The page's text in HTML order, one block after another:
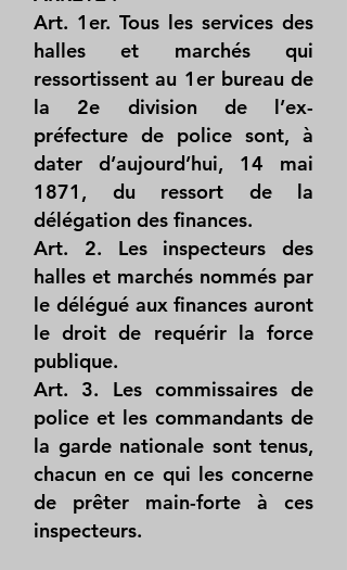
Art. 1er. Tous les services des
halles et marchés qui
ressortissent au 1er bureau de
la 2e division de l’ex-
préfecture de police sont, à
dater d’aujourd’hui, 14 mai
1871, du ressort de la
délégation des finances.
Art. 2. Les inspecteurs des
halles et marchés nommés par
le délégué aux finances auront
le droit de requérir la force
publique.
Art. 3. Les commissaires de
police et les commandants de
la garde nationale sont tenus,
chacun en ce qui les concerne
de prêter main-forte à ces
inspecteurs.